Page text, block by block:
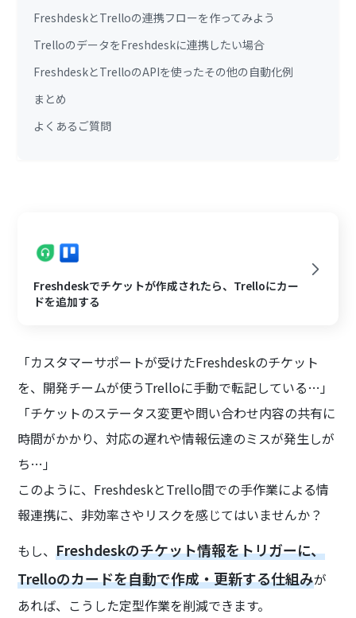
FreshdeskとTrelloの連携フローを作ってみよう
TrelloのデータをFreshdeskに連携したい場合
FreshdeskとTrelloのAPIを使ったその他の自動化例
まとめ
よくあるご質問
Freshdeskでチケットが作成されたら、Trelloにカー
ドを追加する
「カスタマーサポートが受けたFreshdeskのチケット
を、開発チームが使うTrelloに手動で転記している…」
「チケットのステータス変更や問い合わせ内容の共有に
時間がかかり、対応の遅れや情報伝達のミスが発生しが
ち…」
このように、FreshdeskとTrello間での手作業による情
報連携に、非効率さやリスクを感じてはいませんか？
もし、Freshdeskのチケット情報をトリガーに、
Trelloのカードを自動で作成・更新する仕組みが
あれば、こうした定型作業を削減できます。